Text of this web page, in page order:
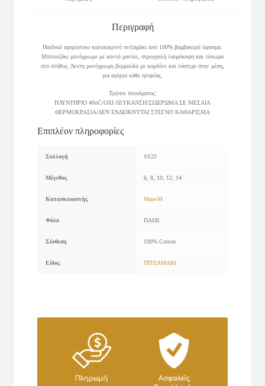
Περιγραφή
Παιδικό αγορίστικο καλοκαιρινό πιτζαμάκι από 100% βαμβακερό ύφασμα.
Μπλουζάκι μονόχρωμο με κοντό μανίκι, στρογγυλή λαιμόκοψη και τύπωμα
στο στήθος. Άνετη μονόχρωμη βερμούδα με κορδόνι και λάστιχο στην μέση,
για αγόρια κάθε ηληκίας.
Τρόποι πλυσίματος:
ΠΛΥΝΤΗΡΙΟ 40οC/ΟΧΙ ΛΕΥΚΑΝΣΗ/ΣΙΔΕΡΩΜΑ ΣΕ ΜΕΣΑΙΑ
ΘΕΡΜΟΚΡΑΣΙΑ/ΔΕΝ ΕΝΔΕΙΚΝΥΤΑΙ ΣΤΕΓΝΟ ΚΑΘΑΡΙΣΜΑ
Επιπλέον πληροφορίες
Συλλογή SS25
Μέγεθος 6, 8, 10, 12, 14
Κατασκευαστής Mara-M
Φύλο ΠΑΙΔΙ
Σύνθεση 100% Cotton
Είδος ΠΙΤΖΑΜΑΚΙ